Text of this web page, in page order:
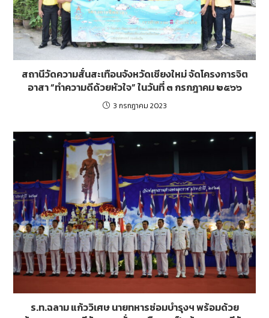
สถานีวัดความสั่นสะเทือนจังหวัดเชียงใหม่ จัดโครงการจิต
อาสา “ทำความดีด้วยหัวใจ” ในวันที่ ๓ กรกฎาคม ๒๕๖๖
3 กรกฎาคม 2023
ร.ท.ฉลาม แก้ววิเศษ นายทหารซ่อมบำรุงฯ พร้อมด้วย